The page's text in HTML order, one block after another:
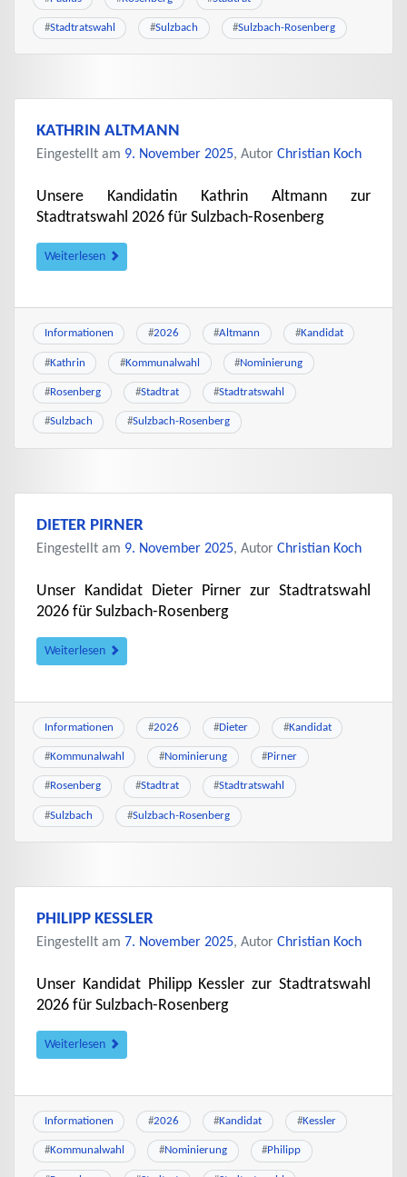
#Stadtratswahl #Sulzbach #Sulzbach-Rosenberg
KATHRIN ALTMANN
Eingestellt am 9. November 2025, Autor Christian Koch
Unsere Kandidatin Kathrin Altmann zur
Stadtratswahl 2026 für Sulzbach-Rosenberg
Weiterlesen
Informationen #2026 #Altmann #Kandidat
#Kathrin #Kommunalwahl #Nominierung
#Rosenberg #Stadtrat #Stadtratswahl
#Sulzbach #Sulzbach-Rosenberg
DIETER PIRNER
Eingestellt am 9. November 2025, Autor Christian Koch
Unser Kandidat Dieter Pirner zur Stadtratswahl
2026 für Sulzbach-Rosenberg
Weiterlesen
Informationen #2026 #Dieter #Kandidat
#Kommunalwahl #Nominierung #Pirner
#Rosenberg #Stadtrat #Stadtratswahl
#Sulzbach #Sulzbach-Rosenberg
PHILIPP KESSLER
Eingestellt am 7. November 2025, Autor Christian Koch
Unser Kandidat Philipp Kessler zur Stadtratswahl
2026 für Sulzbach-Rosenberg
Weiterlesen
Informationen #2026 #Kandidat #Kessler
#Kommunalwahl #Nominierung #Philipp